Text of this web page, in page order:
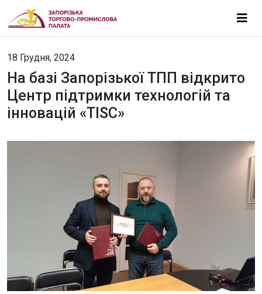
18 Грудня, 2024
На базі Запорізької ТПП відкрито
Центр підтримки технологій та
інновацій «TISC»